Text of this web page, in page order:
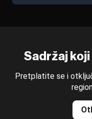
Sadržaj
Pretplatite se i
©2022 - 2026 Bloomberg
and the
Bloomberg